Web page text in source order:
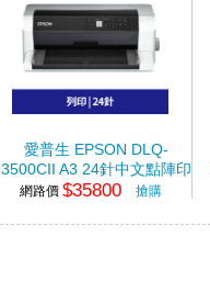
愛普生 EPSON DLQ-
3500CII A3 24針中文點陣印
表機
網路價 $35800 搶購